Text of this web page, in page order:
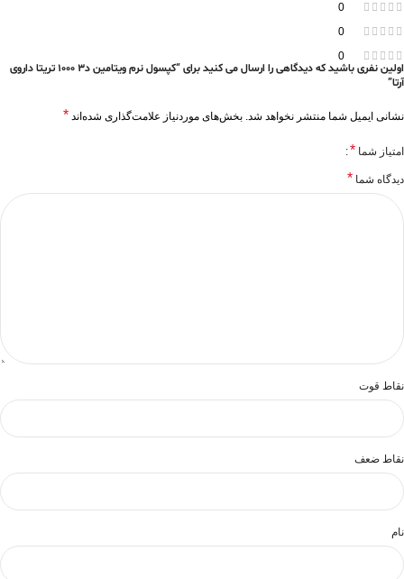
0
0
0
اولین نفری باشید که دیدگاهی را ارسال می کنید برای “کپسول نرم ویتامین د3 1000 تریتا داروی
آرتا”
نشانی ایمیل شما منتشر نخواهد شد. بخش‌های موردنیاز علامت‌گذاری شده‌اند *
امتیاز شما *
دیدگاه شما *
نقاط قوت
نقاط ضعف
نام